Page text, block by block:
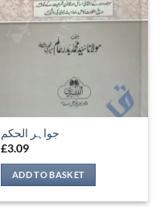
جواہر الحکم
£3.09
ADD TO BASKET